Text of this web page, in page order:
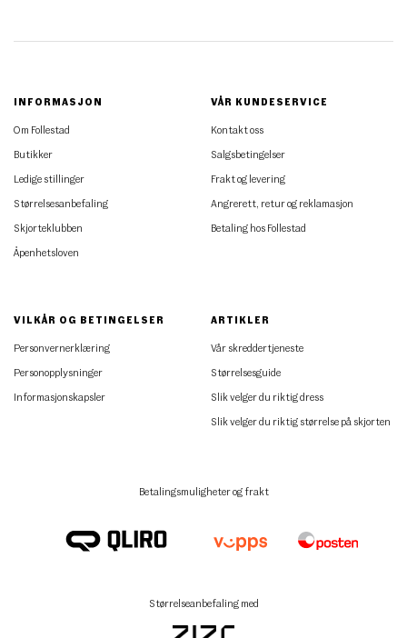
INFORMASJON
Om Follestad
Butikker
Ledige stillinger
Størrelsesanbefaling
Skjorteklubben
Åpenhetsloven
VÅR KUNDESERVICE
Kontakt oss
Salgsbetingelser
Frakt og levering
Angrerett, retur og reklamasjon
Betaling hos Follestad
VILKÅR OG BETINGELSER
Personvernerklæring
Personopplysninger
Informasjonskapsler
ARTIKLER
Vår skreddertjeneste
Størrelsesguide
Slik velger du riktig dress
Slik velger du riktig størrelse på skjorten
Betalingsmuligheter og frakt
Størrelseanbefaling med